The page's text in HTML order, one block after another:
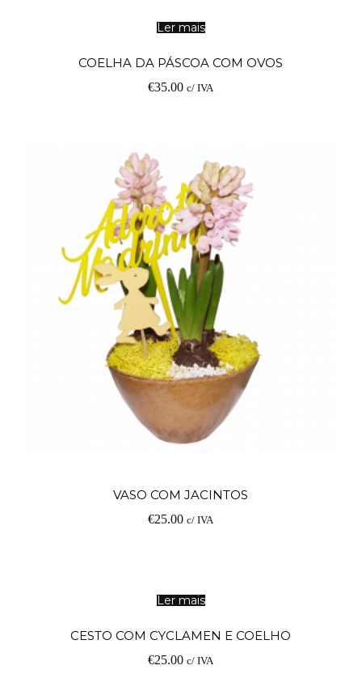
Ler mais
COELHA DA PÁSCOA COM OVOS
€35.00 c/ IVA
VASO COM JACINTOS
€25.00 c/ IVA
Ler mais
CESTO COM CYCLAMEN E COELHO
€25.00 c/ IVA